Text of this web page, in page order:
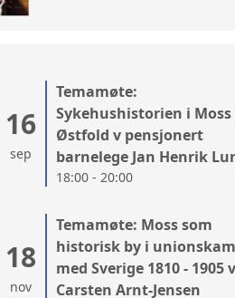
RYGGE
16
sep
Temamøte:
Sykehushistorien i Moss
Østfold v pensjonert
barnelege Jan Henrik
18:00 - 20:00
18
nov
Temamøte: Moss som
historisk by i
med Sverige 1810 - 1905 v
Carsten Arnt-Jensen